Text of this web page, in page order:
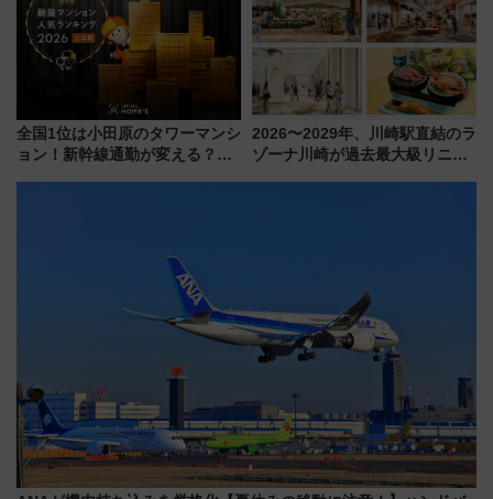
全国1位は小田原のタワーマンシ
ョン！新幹線通勤が変える？
2026〜2029年、川崎駅直結のラ
ゾーナ川崎が過去最大級リニュ